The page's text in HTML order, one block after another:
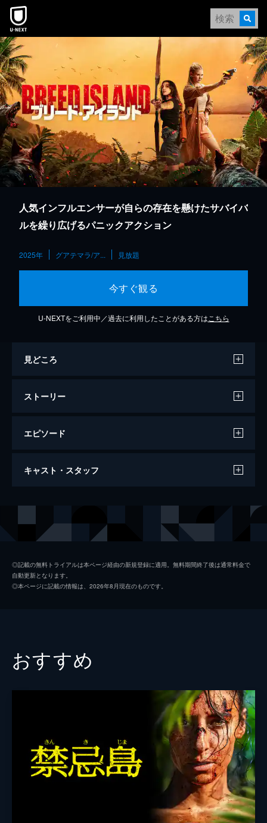
本文へスキップ
人気インフルエンサーが自らの存在を懸けたサバイバ
ルを繰り広げるパニックアクション
2025年 グアテマラ/ア... 見放題
今すぐ観る
U-NEXTをご利用中／過去に利用したことがある方は こちら
見どころ
ストーリー
エピソード
ブリード・アイランド
キャスト・スタッフ
ヴァージニア・ガードナー
脚本
ネイサン・ファースト
ブリトリン・リー・ファースト
グリフ・ファースト
◎記載の無料トライアルは本ページ経由の新規登録に適用。無料期間終了後は通常料金で
自動更新となります。
◎本ページに記載の情報は、2026年8月現在のものです。
おすすめ